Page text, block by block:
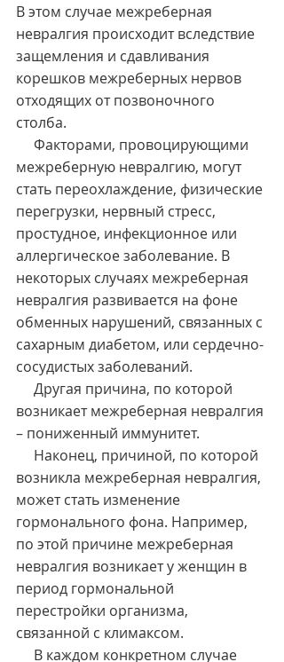
В этом случае межреберная
невралгия происходит вследствие
защемления и сдавливания
корешков межреберных нервов
отходящих от позвоночного
столба.
межреберную невралгию, могут
стать переохлаждение, физические
перегрузки, нервный стресс,
простудное, инфекционное или
аллергическое заболевание. В
некоторых случаях межреберная
невралгия развивается на фоне
обменных нарушений, связанных с
сахарным диабетом, или сердечно-
сосудистых заболеваний.
возникает межреберная невралгия
– пониженный иммунитет.
возникла межреберная невралгия,
может стать изменение
гормонального фона. Например,
по этой причине межреберная
невралгия возникает у женщин в
период гормональной
перестройки организма,
связанной с климаксом.